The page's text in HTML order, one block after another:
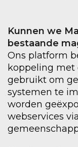
Kunnen we
bestaande
Ons platform
koppeling met
gebruikt om
systemen te
worden
webservices